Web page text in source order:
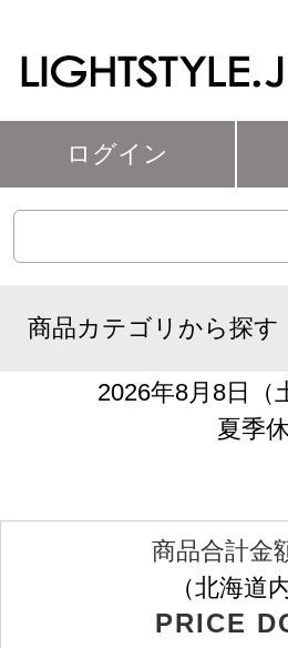
ログイン
商品カテゴリから探す
2026年8月8日（
夏季
商品合計金
（北海道
PRICE